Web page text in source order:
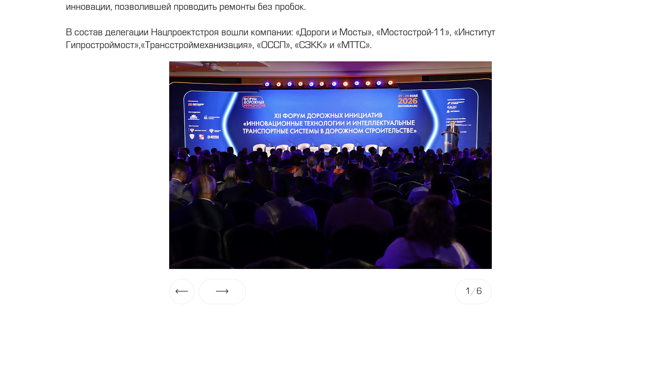
1/6
инновации, позволившей проводить ремонты без пробок.
В состав делегации Нацпроектстроя вошли компании: «Дороги и Мосты», «Мостострой-11», «Институт
Гипростроймост»,«Трансстроймеханизация», «ОССП», «СЗКК» и «МТТС».